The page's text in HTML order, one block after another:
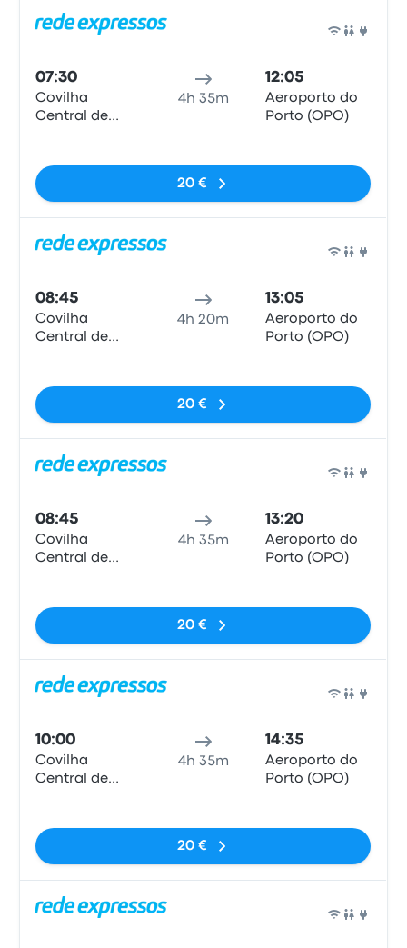
07:30
Covilha
Central de
4h 35m
12:05
Aeroporto do
Porto (OPO)
20 €
08:45
Covilha
Central de
4h 20m
13:05
Aeroporto do
Porto (OPO)
20 €
08:45
Covilha
Central de
4h 35m
13:20
Aeroporto do
Porto (OPO)
20 €
10:00
Covilha
Central de
4h 35m
14:35
Aeroporto do
Porto (OPO)
20 €